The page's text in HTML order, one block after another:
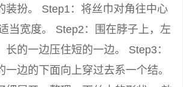
装扮。 Step1：将丝巾对角往中心
当宽度。 Step2：围在脖子上，左
的一边压住短的一边。 Step3：
一边的下面向上穿过去系一个结。